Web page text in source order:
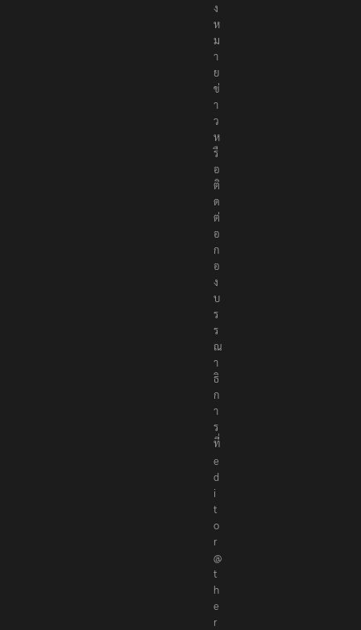
ง
ห
ม
า
ย
ข่
า
ว
ห
รื
อ
ติ
ด
ต่
อ
ก
อ
ง
บ
ร
ร
ณ
า
ธิ
ก
า
ร
ที่
e
d
i
t
o
r
@
t
h
e
r